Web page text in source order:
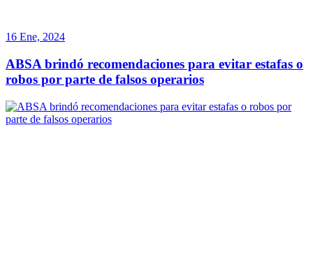
16 Ene, 2024
ABSA brindó recomendaciones para evitar estafas o
robos por parte de falsos operarios